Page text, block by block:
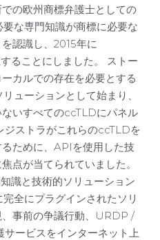
の欧州商標弁護士としての
な専門知識が商標に必要な
認識し、2015年に
ることにしました。 ストー
カルでの存在を必要とする
ューションとして始まり、
いすべてのccTLDにパネル
ジストラがこれらのccTLDを
ために、APIを使用した技
点が当てられていました。
識と技術的ソリューション
全にプラグインされたソリ
、事前の争議行動、URDP /
ービスをインターネット上